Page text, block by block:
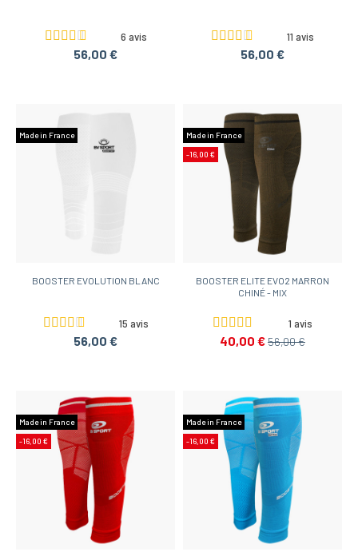
6 avis
56,00 €
11 avis
56,00 €
Made in France
BOOSTER EVOLUTION BLANC
15 avis
56,00 €
Made in France
-16,00 €
BOOSTER ELITE EVO2 MARRON
CHINÉ - MIX
1 avis
40,00 €56,00 €
Made in France
-16,00 €
Made in France
-16,00 €